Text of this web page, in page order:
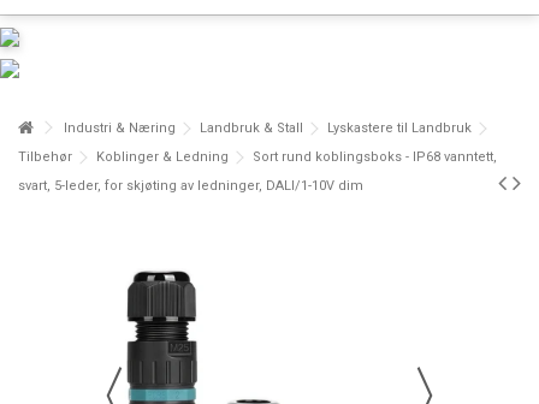
Industri & Næring Landbruk & Stall
Lyskastere til Landbruk
Tilbehør
Koblinger & Ledning
Sort rund koblingsboks - IP68 vanntett,
svart, 5-leder, for skjøting av ledninger, DALI/1-10V dim